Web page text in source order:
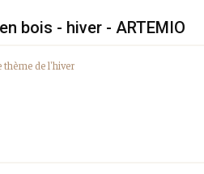
bois - hiver - ARTEMIO
thème de l'hiver